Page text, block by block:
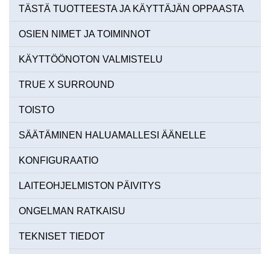
TÄSTÄ TUOTTEESTA JA KÄYTTÄJÄN OPPAASTA
OSIEN NIMET JA TOIMINNOT
KÄYTTÖÖNOTON VALMISTELU
TRUE X SURROUND
TOISTO
SÄÄTÄMINEN HALUAMALLESI ÄÄNELLE
KONFIGURAATIO
LAITEOHJELMISTON PÄIVITYS
ONGELMAN RATKAISU
TEKNISET TIEDOT